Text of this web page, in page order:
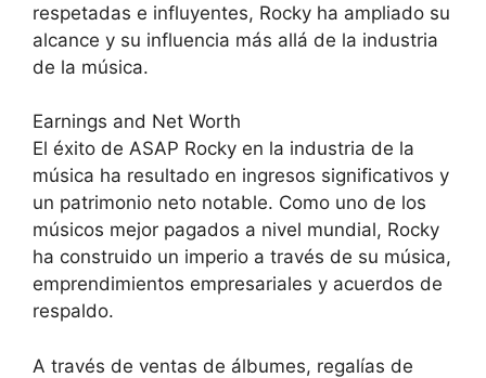
respetadas e influyentes, Rocky ha ampliado su
alcance y su influencia más allá de la industria
de la música.
Earnings and Net Worth
El éxito de ASAP Rocky en la industria de la
música ha resultado en ingresos significativos y
un patrimonio neto notable. Como uno de los
músicos mejor pagados a nivel mundial, Rocky
ha construido un imperio a través de su música,
emprendimientos empresariales y acuerdos de
respaldo.
A través de ventas de álbumes, regalías de